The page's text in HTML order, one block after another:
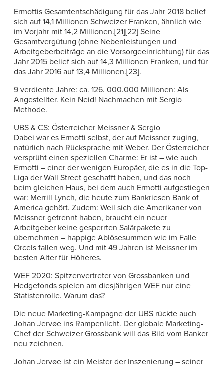
Ermottis Gesamtentschädigung für das Jahr 2018 belief
sich auf 14,1 Millionen Schweizer Franken, ähnlich wie
im Vorjahr mit 14,2 Millionen.[21][22] Seine
Gesamtvergütung (ohne Nebenleistungen und
Arbeitgeberbeiträge an die Vorsorgeeinrichtung) für das
Jahr 2015 belief sich auf 14,3 Millionen Franken, und für
das Jahr 2016 auf 13,4 Millionen.[23].
9 verdiente Jahre: ca. 126. 000.000 Millionen: Als
Angestellter. Kein Neid! Nachmachen mit Sergio
Methode.
UBS & CS: Österreicher Meissner & Sergio
Dabei war es Ermotti selbst, der auf Meissner zuging,
natürlich nach Rücksprache mit Weber. Der Österreicher
versprüht einen speziellen Charme: Er ist – wie auch
Ermotti – einer der wenigen Europäer, die es in die Top-
Liga der Wall Street geschafft haben, und das noch
beim gleichen Haus, bei dem auch Ermotti aufgestiegen
war: Merrill Lynch, die heute zum Bankriesen Bank of
America gehört. Zudem: Weil sich die Amerikaner von
Meissner getrennt haben, braucht ein neuer
Arbeitgeber keine gesperrten Salärpakete zu
übernehmen – happige Ablösesummen wie im Falle
Orcels fallen weg. Und mit 49 Jahren ist Meissner im
besten Alter für Höheres.
WEF 2020: Spitzenvertreter von Grossbanken und
Hedgefonds spielen am diesjährigen WEF nur eine
Statistenrolle. Warum das?
Die neue Marketing-Kampagne der UBS rückte auch
Johan Jervøe ins Rampenlicht. Der globale Marketing-
Chef der Schweizer Grossbank will das Bild vom Banker
neu zeichnen.
Johan Jervøe ist ein Meister der Inszenierung – seiner